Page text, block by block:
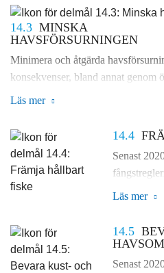
åtgärder
uppnå
14.3 MINSKA
HAVSFÖRSURNINGEN
Minimera och åtgärda
konsekvenser, bland annat genom
vetenskapligt samarbete på alla
Läs mer
14.4
Senast
olagligt,
Läs mer
14.5
Senast